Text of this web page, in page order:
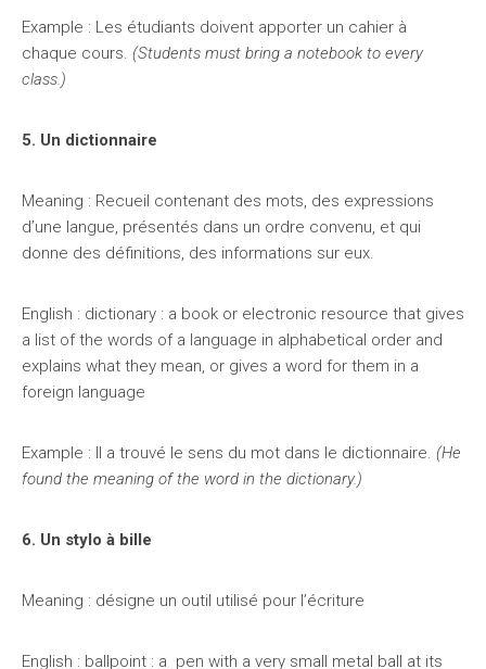
Example : Les étudiants doivent apporter un cahier à
chaque cours. (Students must bring a notebook to every
class.)
5. Un dictionnaire
Meaning : Recueil contenant des mots, des expressions
d’une langue, présentés dans un ordre convenu, et qui
donne des définitions, des informations sur eux.
English : dictionary : a book or electronic resource that gives
a list of the words of a language in alphabetical order and
explains what they mean, or gives a word for them in a
foreign language
Example : Il a trouvé le sens du mot dans le dictionnaire. (He
found the meaning of the word in the dictionary.)
6. Un stylo à bille
Meaning : désigne un outil utilisé pour l’écriture
English : ballpoint : a pen with a very small metal ball at its